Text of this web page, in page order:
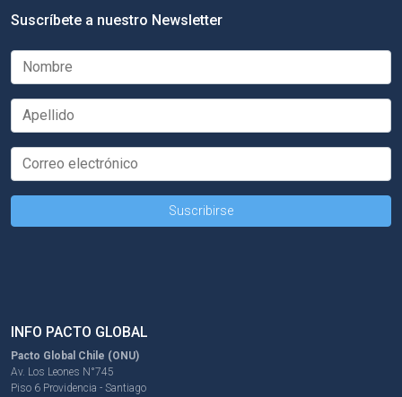
Suscríbete a nuestro Newsletter
INFO PACTO GLOBAL
Pacto Global Chile (ONU)
Av. Los Leones N°745
Piso 6 Providencia - Santiago